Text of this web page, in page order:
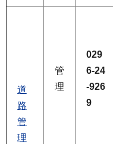
道
路
管
理
管
理
029
6-24
-926
9